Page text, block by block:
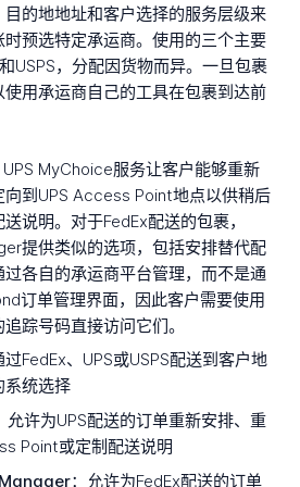
的地地址和客户选择的服务层级来
预选特定承运商。使用的三个主要
USPS，分配因货物而异。一旦包裹
用承运商自己的工具在包裹到达前
MyChoice服务让客户能够重新
到UPS Access Point地点以供稍后
说明。对于FedEx配送的包裹，
提供类似的选项，包括安排替代配
各自的承运商平台管理，而不是通
订单管理界面，因此客户需要使用
踪号码直接访问它们。
过FedEx、UPS或USPS配送到客户地
系统选择
允许为UPS配送的订单重新安排、重
Point或定制配送说明
：
允许为FedEx配送的订单